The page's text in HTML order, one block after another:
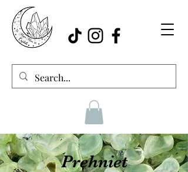
Prehniet